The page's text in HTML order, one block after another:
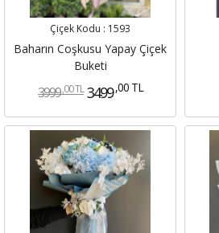
Çiçek Kodu : 1593
Baharın Coşkusu Yapay Çiçek
Buketi
3999 ,00 TL 3499 ,00 TL